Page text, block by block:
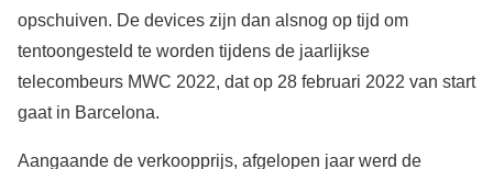
opschuiven. De devices zijn dan alsnog op tijd om
tentoongesteld te worden tijdens de jaarlijkse
telecombeurs MWC 2022, dat op 28 februari 2022 van start
gaat in Barcelona.
Aangaande de verkoopprijs, afgelopen jaar werd de